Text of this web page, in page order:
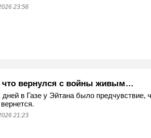
23:56
что вернулся с войны живым…
в Газе у Эйтана было предчувствие,
21:23